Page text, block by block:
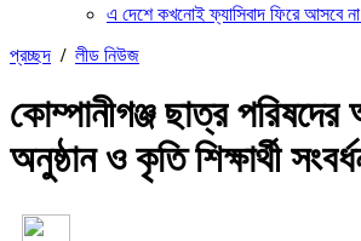
এ দেশে কখনোই ফ্যাসিবাদ ফিরে আসবে
প্রচ্ছদ / লীড নিউজ
কোম্পানীগঞ্জ ছাত্র
অনুষ্ঠান ও কৃতি শিক্ষার্থী